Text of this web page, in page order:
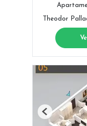
Theodor
Previous